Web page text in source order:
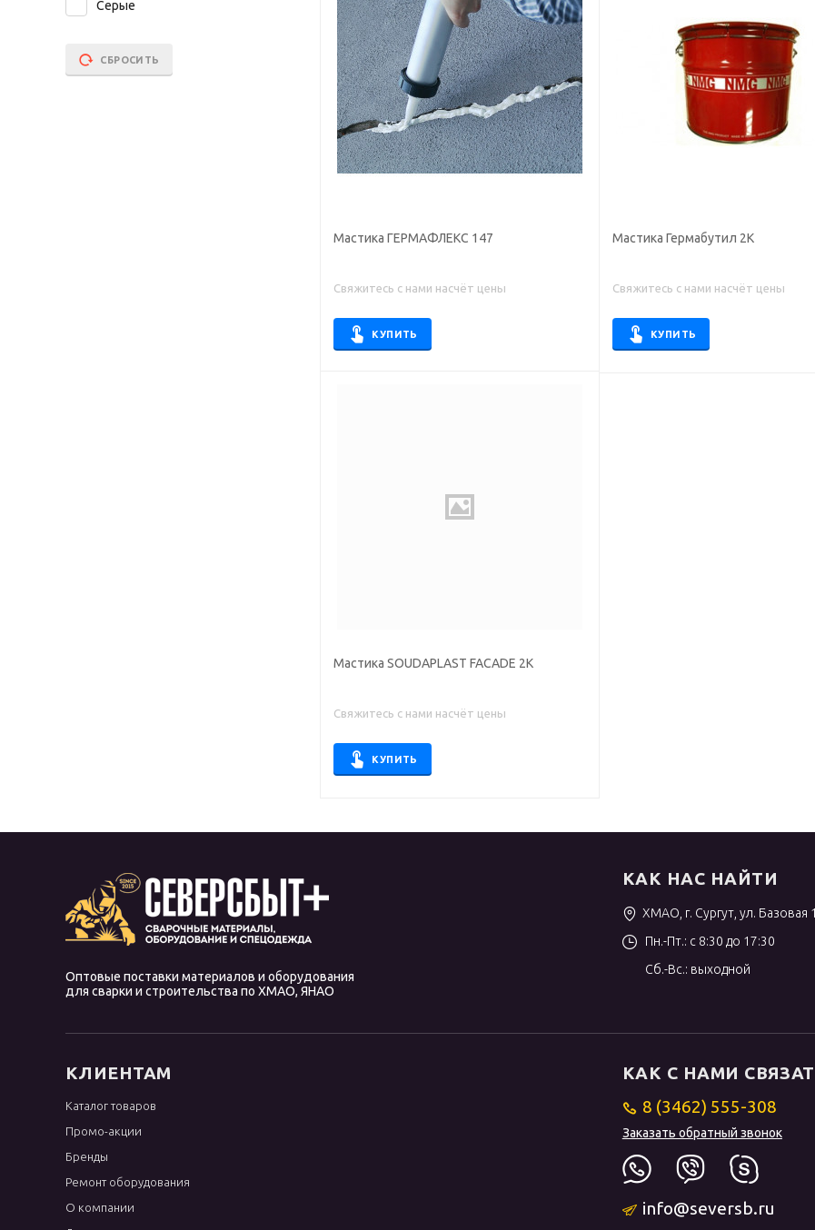
Мастика ГЕРМАФЛЕКС 147
Свяжитесь с нами насчёт цены
КУПИТЬ
Мастика Гермабутил 2К
Свяжитесь с нами насчёт цены
КУПИТЬ
Мастика SOUDAPLAST FACADE 2K
Свяжитесь с нами насчёт цены
КУПИТЬ
Серые
СБРОСИТЬ
Оптовые поставки материалов и оборудования
для сварки и строительства по ХМАО, ЯНАО
КАК НАС НАЙТИ
ХМАО, г. Сургут, ул. Базовая
Пн.-Пт.: с 8:30 до 17:30
Сб.-Вс.: выходной
КЛИЕНТАМ
Каталог товаров
Промо-акции
Бренды
Ремонт оборудования
О компании
КАК С НАМИ
8 (3462) 555-308
Заказать обратный звонок
info@seversb.ru